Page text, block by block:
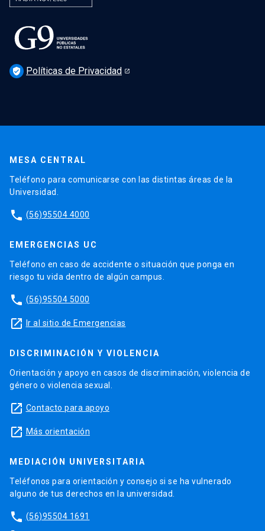
verified_user Políticas de Privacidad
MESA CENTRAL
Teléfono para comunicarse con las distintas áreas de la
Universidad.
phone (56)95504 4000
EMERGENCIAS UC
Teléfono en caso de accidente o situación que ponga en
riesgo tu vida dentro de algún campus.
phone (56)95504 5000
launch Ir al sitio de Emergencias
DISCRIMINACIÓN Y VIOLENCIA
Orientación y apoyo en casos de discriminación, violencia de
género o violencia sexual.
launch Contacto para apoyo
launch Más orientación
MEDIACIÓN UNIVERSITARIA
Teléfonos para orientación y consejo si se ha vulnerado
alguno de tus derechos en la universidad.
phone (56)95504 1691